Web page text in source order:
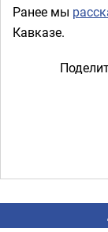
Ранее мы
Кавказе.